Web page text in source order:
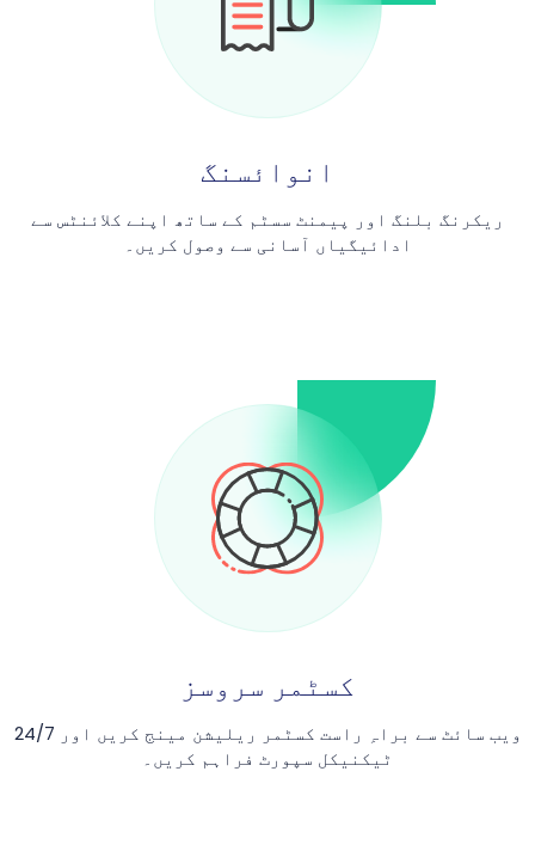
انوائسنگ
ریکرنگ بلنگ اور پیمنٹ سسٹم کے ساتھ اپنے کلائنٹس سے
ادائیگیاں آسانی سے وصول کریں۔
کسٹمر سروسز
ویب سائٹ سے براہِ راست کسٹمر ریلیشن مینج کریں اور 24/7
ٹیکنیکل سپورٹ فراہم کریں۔